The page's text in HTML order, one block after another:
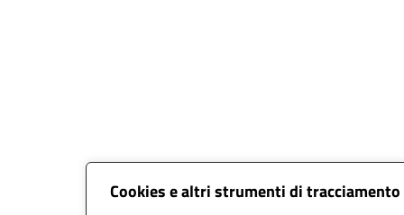
Cookies e altri strumenti di tracciamento